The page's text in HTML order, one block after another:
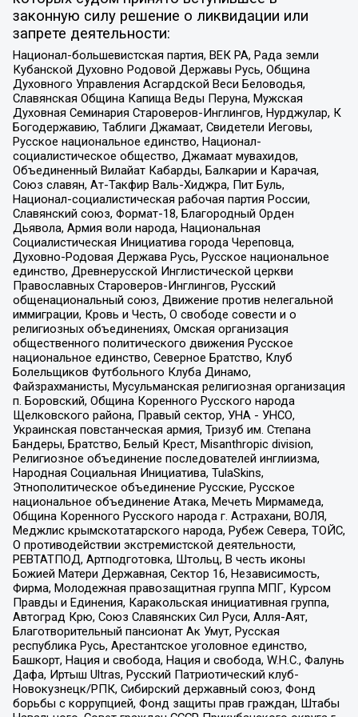
законную силу решение о ликвидации или
запрете деятельности:
Национал-большевистская партия, ВЕК РА, Рада земли
Кубанской Духовно Родовой Державы Русь, Община
Духовного Управления Асгардской Веси Беловодья,
Славянская Община Капища Веды Перуна, Мужская
Духовная Семинария Староверов-Инглингов, Нурджулар, К
Богодержавию, Таблиги Джамаат, Свидетели Иеговы,
Русское национальное единство, Национал-
социалистическое общество, Джамаат мувахидов,
Объединенный Вилайат Кабарды, Балкарии и Карачая,
Союз славян, Ат-Такфир Валь-Хиджра, Пит Буль,
Национал-социалистическая рабочая партия России,
Славянский союз, Формат-18, Благородный Орден
Дьявола, Армия воли народа, Национальная
Социалистическая Инициатива города Череповца,
Духовно-Родовая Держава Русь, Русское национальное
единство, Древнерусской Инглистической церкви
Православных Староверов-Инглингов, Русский
общенациональный союз, Движение против нелегальной
иммиграции, Кровь и Честь, О свободе совести и о
религиозных объединениях, Омская организация
общественного политического движения Русское
национальное единство, Северное Братство, Клуб
Болельщиков Футбольного Клуба Динамо,
Файзрахманисты, Мусульманская религиозная организация
п. Боровский, Община Коренного Русского народа
Щелковского района, Правый сектор, УНА - УНСО,
Украинская повстанческая армия, Тризуб им. Степана
Бандеры, Братство, Белый Крест, Misanthropic division,
Религиозное объединение последователей инглиизма,
Народная Социальная Инициатива, TulaSkins,
Этнополитическое объединение Русские, Русское
национальное объединение Атака, Мечеть Мирмамеда,
Община Коренного Русского народа г. Астрахани, ВОЛЯ,
Меджлис крымскотатарского народа, Рубеж Севера, ТОЙС,
О противодействии экстремистской деятельности,
РЕВТАТПОД, Артподготовка, Штольц, В честь иконы
Божией Матери Державная, Сектор 16, Независимость,
Фирма, Молодежная правозащитная группа МПГ, Курсом
Правды и Единения, Каракольская инициативная группа,
Автоград Крю, Союз Славянских Сил Руси, Алля-Аят,
Благотворительный пансионат Ак Умут, Русская
республика Русь, Арестантское уголовное единство,
Башкорт, Нация и свобода, Нация и свобода, W.H.С., Фалунь
Дафа, Иртыш Ultras, Русский Патриотический клуб-
Новокузнецк/РПК, Сибирский державный союз, Фонд
борьбы с коррупцией, Фонд защиты прав граждан, Штабы